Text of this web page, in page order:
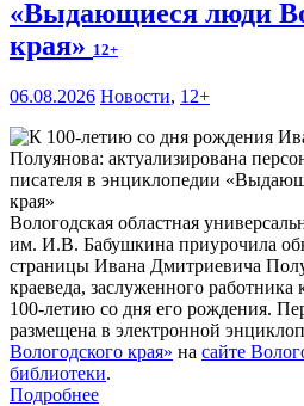
«Выдающиеся люди
края» 12+
06.08.2026 Новости, 12+
Вологодская областная
им. И.В. Бабушкина приурочила
страницы Ивана Дмитриевича
краеведа, заслуженного
100‑летию со дня его рождения.
размещена в электронной
Вологодского края» на сайте
библиотеки.
Подробнее